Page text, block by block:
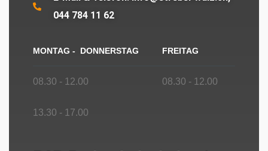
044 784 11 62
MONTAG - DONNERSTAG FREITAG
08.30 - 12.00 08.30 - 12.00
13.30 - 17.00